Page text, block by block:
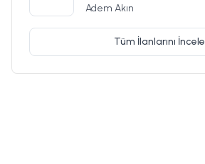
Adem Akın
Tüm İlanlarını İncele